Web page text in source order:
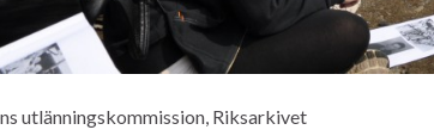
utlänningskommission, Riksarkivet